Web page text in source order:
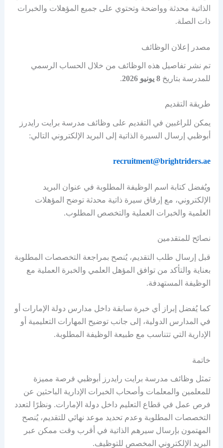
الذاتية محدثة وواضحة وتحتوي على جميع المؤهلات والخبرات
ذات الصلة.
مصدر إعلان الوظائف
تم نشر تفاصيل هذه الوظائف من خلال الحساب الرسمي
للمدرسة بتاريخ 8 يونيو 2026 .
طريقة التقديم
يمكن للراغبين في التقديم على وظائف مدرسة برايت رايدرز
أبوظبي إرسال السيرة الذاتية إلى البريد الإلكتروني التالي:
recruitment@brightriders.ae
ويُفضل كتابة اسم الوظيفة المطلوبة في عنوان البريد
الإلكتروني، مع إرفاق سيرة ذاتية محدثة توضح المؤهلات
العلمية والخبرات العملية والتخصص المطلوب.
نصائح للمتقدمين
قبل إرسال طلب التقديم، يُنصح بمراجعة التخصصات المطلوبة
بعناية والتأكد من توافق المؤهل العلمي والخبرة العملية مع
الوظيفة المستهدفة.
كما يُفضل إبراز أي خبرة سابقة داخل مدارس دولة الإمارات أو
في المدارس الدولية، إلى جانب توضيح المهارات التعليمية أو
الإدارية التي تتناسب مع طبيعة الوظيفة المطلوبة.
خاتمة
تمثل وظائف مدرسة برايت رايدرز أبوظبي فرصة مميزة
للمعلمين والمعلمات وأصحاب الخبرات الإدارية الباحثين عن
فرص عمل في قطاع التعليم داخل دولة الإمارات. ونظرًا لتعدد
التخصصات المطلوبة وعدم تحديد موعد نهائي للتقديم، يُنصح
المهتمون بإرسال سيرهم الذاتية في أقرب وقت ممكن عبر
البريد الإلكتروني المخصص للتوظيف.